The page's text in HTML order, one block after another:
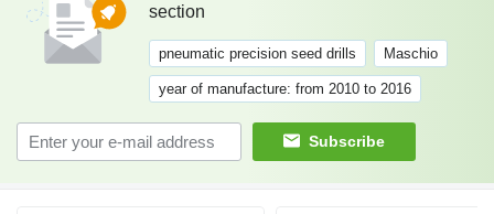
section
pneumatic precision seed drills Maschio
year of manufacture: from 2010 to 2016
Subscribe